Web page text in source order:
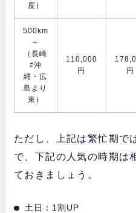
度）
500km
～
（長崎
⇄沖
縄・広
島より
東）
110,000
円
円
ただし、上記は繁忙期で
で、下記の人気の時期は
ておきましょう。
土日：1割UP